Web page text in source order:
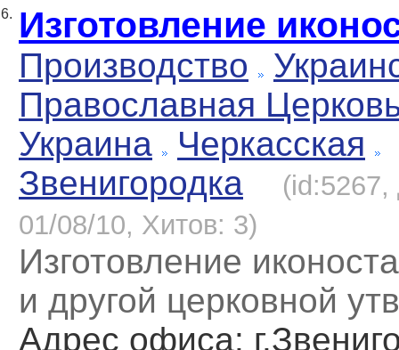
6. Изготовление
Производство
Православная
Украина
Черкасская
Звенигородка
01/08/10, Хитов: 3)
Изготовление
и другой церковной
Адрес офиса: